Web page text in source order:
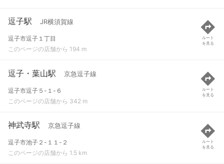
逗子駅 JR横須賀線
逗子市逗子１丁目
このページの店舗から 194 m
ルート
を見る
逗子・葉山駅 京急逗子線
逗子市逗子５-１-６
このページの店舗から 342 m
ルート
を見る
神武寺駅 京急逗子線
逗子市池子２-１１-２
このページの店舗から 1.5 km
ルート
を見る